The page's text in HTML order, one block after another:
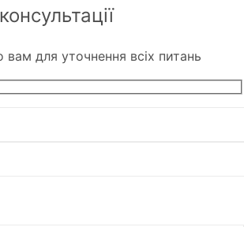
консультації
для уточнення всіх питань